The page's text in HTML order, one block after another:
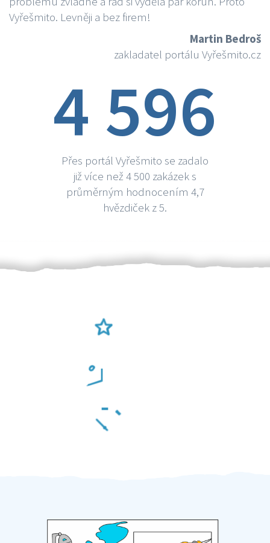
Vyřešmito. Levněji a bez firem!
Martin Bedroš
zakladatel portálu Vyřešmito.cz
4 596
Přes portál Vyřešmito se zadalo
již více než 4 500 zakázek s
průměrným hodnocením 4,7
hvězdiček z 5.